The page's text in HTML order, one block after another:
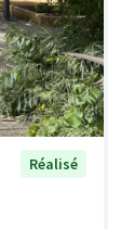
Réalisé